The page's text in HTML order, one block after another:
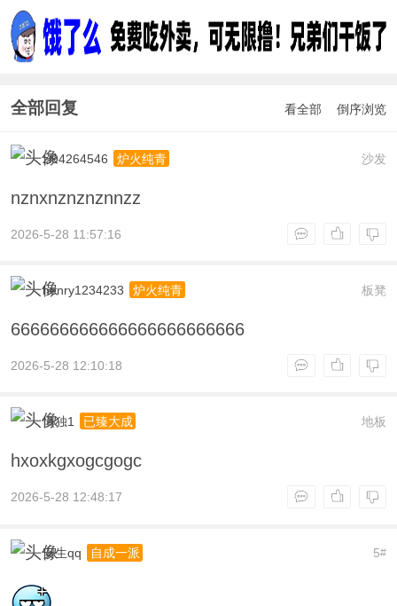
全部回复 看全部 倒序浏览
沙发
zl94264546 炉火纯青
nznxnznznznnzz
2026-5-28 11:57:16
板凳
henry1234233 炉火纯青
666666666666666666666666
2026-5-28 12:10:18
地板
慎独1 已臻大成
hxoxkgxogcgogc
2026-5-28 12:48:17
5#
安生qq 自成一派